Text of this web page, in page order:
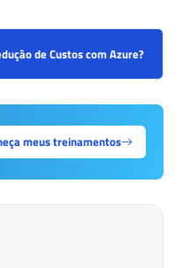
de Custos com Azure?
meus treinamentos